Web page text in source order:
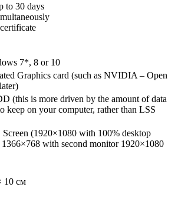
to 30 days
7*, 8 or 10
Graphics card (such as NVIDIA – Open
(this is more driven by the amount of data
keep on your computer, rather than LSS
(1920×1080 with 100% desktop
with second monitor 1920×1080
10 см